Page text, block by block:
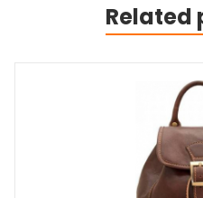
Related